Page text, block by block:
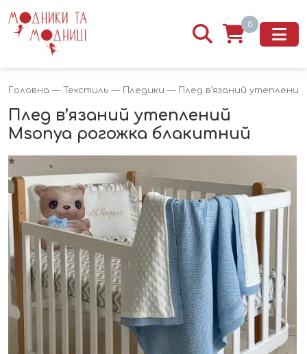
0
Головна — Текстиль — Пледики — Плед в’язаний
Плед в’язаний утеплений
Msonya рогожка блакитний